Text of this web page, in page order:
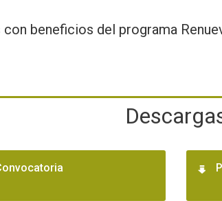
beneficios del programa